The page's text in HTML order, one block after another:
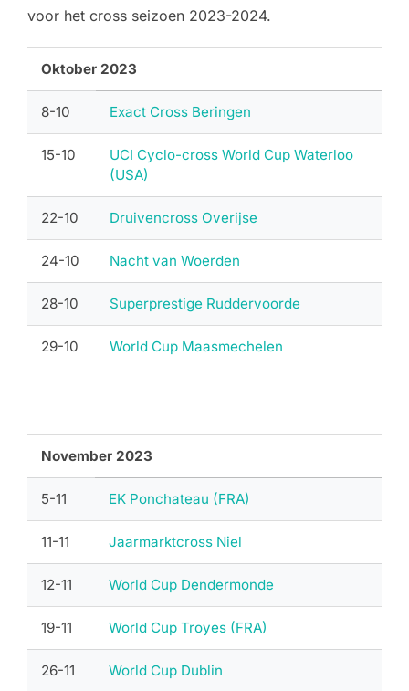
voor het cross seizoen 2023-2024.
Oktober 2023
8-10 Exact Cross Beringen
15-10
UCI Cyclo-cross World Cup Waterloo
(USA)
22-10 Druivencross Overijse
24-10 Nacht van Woerden
28-10 Superprestige Ruddervoorde
29-10 World Cup Maasmechelen
November 2023
5-11 EK Ponchateau (FRA)
11-11 Jaarmarktcross Niel
12-11 World Cup Dendermonde
19-11 World Cup Troyes (FRA)
26-11 World Cup Dublin